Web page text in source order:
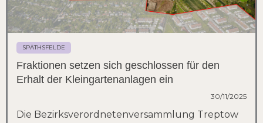
SPÄTHSFELDE
Fraktionen setzen sich geschlossen für den
Erhalt der Kleingartenanlagen ein
30/11/2025
Die Bezirksverordnetenversammlung Treptow